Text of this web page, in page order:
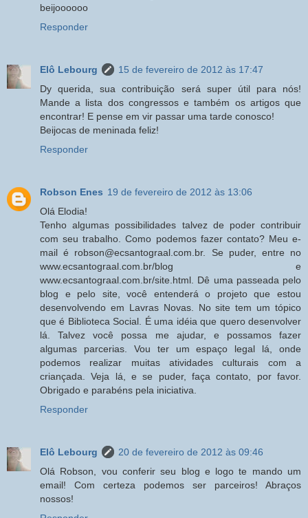
beijoooooo
Responder
Elô Lebourg
15 de fevereiro de 2012 às 17:47
Dy querida, sua contribuição será super útil para nós!
Mande a lista dos congressos e também os artigos que
encontrar! E pense em vir passar uma tarde conosco!
Beijocas de meninada feliz!
Responder
Robson Enes 19 de fevereiro de 2012 às 13:06
Olá Elodia!
Tenho algumas possibilidades talvez de poder contribuir
com seu trabalho. Como podemos fazer contato? Meu e-
mail é robson@ecsantograal.com.br. Se puder, entre no
www.ecsantograal.com.br/blog e
www.ecsantograal.com.br/site.html. Dê uma passeada pelo
blog e pelo site, você entenderá o projeto que estou
desenvolvendo em Lavras Novas. No site tem um tópico
que é Biblioteca Social. É uma idéia que quero desenvolver
lá. Talvez você possa me ajudar, e possamos fazer
algumas parcerias. Vou ter um espaço legal lá, onde
podemos realizar muitas atividades culturais com a
criançada. Veja lá, e se puder, faça contato, por favor.
Obrigado e parabéns pela iniciativa.
Responder
Elô Lebourg
20 de fevereiro de 2012 às 09:46
Olá Robson, vou conferir seu blog e logo te mando um
email! Com certeza podemos ser parceiros! Abraços
nossos!